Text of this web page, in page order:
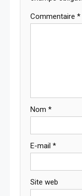
Commentaire *
Nom *
E-mail *
Site web